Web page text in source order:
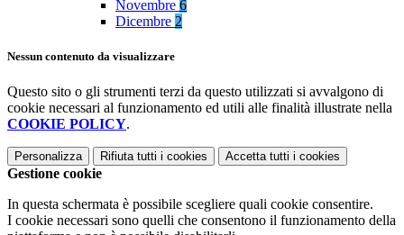
Novembre 6
Dicembre 2
Nessun contenuto da visualizzare
Questo sito o gli strumenti terzi da questo utilizzati si avvalgono di
cookie necessari al funzionamento ed utili alle finalità illustrate nella
COOKIE POLICY.
Personalizza Rifiuta tutti i cookies Accetta tutti i cookies
Gestione cookie
In questa schermata è possibile scegliere quali cookie consentire.
I cookie necessari sono quelli che consentono il funzionamento della